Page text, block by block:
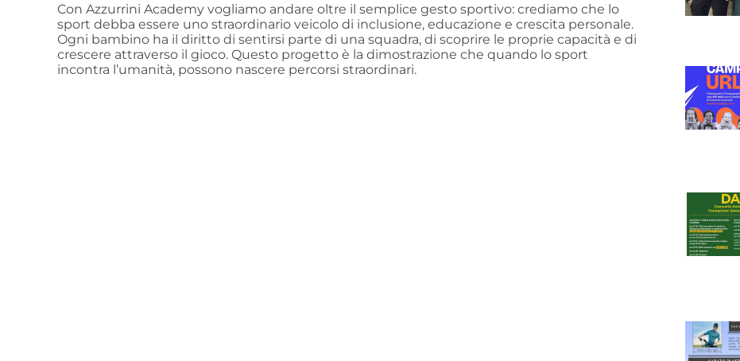
Con Azzurrini Academy vogliamo andare oltre il semplice gesto sportivo: crediamo che lo
sport debba essere uno straordinario veicolo di inclusione, educazione e crescita personale.
Ogni bambino ha il diritto di sentirsi parte di una squadra, di scoprire le proprie capacità e di
crescere attraverso il gioco. Questo progetto è la dimostrazione che quando lo sport
incontra l’umanità, possono nascere percorsi straordinari.